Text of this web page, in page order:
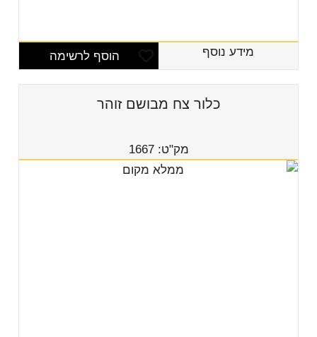
מידע נוסף הוסף לרשימה
כלור צח מבושם זוהר
מק"ט: 1667